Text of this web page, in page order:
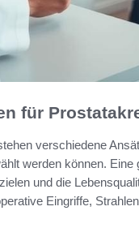
für
verschiedene
werden können. Eine
und die
Eingriffe,